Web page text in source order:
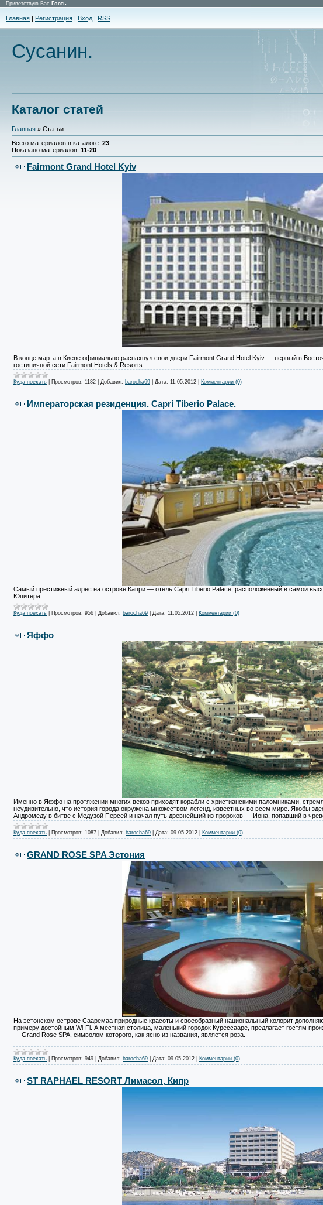
Приветствую Вас Гость
Главная | Регистрация | Вход | RSS
Сусанин.
Каталог статей
Главная » Статьи
Всего материалов в каталоге: 23
Показано материалов: 11-20
Fairmont Grand Hotel Kyiv
В конце марта в Киеве официально распахнул свои двери Fairmont Grand Hotel Kyiv — первый в
гостиничной сети Fairmont Hotels & Resorts
Куда поехать Просмотров: 1182 Добавил: barocha69 Дата: 11.05.2012 Комментарии (0)
Императорская резиденция. Capri Tiberio Palace.
Самый престижный адрес на острове Капри — отель Capri Tiberio Palace, расположенный в самой
Юпитера.
Куда поехать Просмотров: 956 Добавил: barocha69 Дата: 11.05.2012 Комментарии (0)
Яффо
Именно в Яффо на протяжении многих веков приходят корабли с христианскими паломниками,
неудивительно, что история города окружена множеством легенд, известных во всем мире. Якобы
Андромеду в битве с Медузой Персей и начал путь древнейший из пророков — Иона, попавший в
Куда поехать Просмотров: 1087 Добавил: barocha69 Дата: 09.05.2012 Комментарии (0)
GRAND ROSE SPA Эстония
На эстонском острове Сааремаа природные красоты и своеобразный национальный колорит
примеру достойным Wi-Fi. А местная столица, маленький городок Курессааре, предлагает гостям
— Grand Rose SPA, символом которого, как ясно из названия, является роза.
Куда поехать Просмотров: 949 Добавил: barocha69 Дата: 09.05.2012 Комментарии (0)
ST RAPHAEL RESORT Лимасол, Кипр